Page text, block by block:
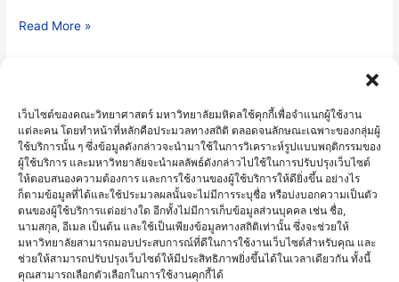
เว็บไซต์ของคณะวิทยาศาสตร์ มหาวิทยาลัยมหิดลใช้คุกกี้เพื่อจำแนกผู้ใช้งาน
แต่ละคน โดยทำหน้าที่หลักคือประมวลทางสถิติ ตลอดจนลักษณะเฉพาะของกลุ่มผู้
ใช้บริการนั้น ๆ ซึ่งข้อมูลดังกล่าวจะนำมาใช้ในการวิเคราะห์รูปแบบพฤติกรรมของ
ผู้ใช้บริการ และมหาวิทยาลัยจะนำผลลัพธ์ดังกล่าวไปใช้ในการปรับปรุงเว็บไซต์
ให้ตอบสนองความต้องการ และการใช้งานของผู้ใช้บริการให้ดียิ่งขึ้น อย่างไร
ก็ตามข้อมูลที่ได้และใช้ประมวลผลนั้นจะไม่มีการระบุชื่อ หรือบ่งบอกความเป็นตัว
ตนของผู้ใช้บริการแต่อย่างใด อีกทั้งไม่มีการเก็บข้อมูลส่วนบุคคล เช่น ชื่อ,
นามสกุล, อีเมล เป็นต้น และใช้เป็นเพียงข้อมูลทางสถิติเท่านั้น ซึ่งจะช่วยให้
มหาวิทยาลัยสามารถมอบประสบการณ์ที่ดีในการใช้งานเว็บไซต์สำหรับคุณ และ
ช่วยให้สามารถปรับปรุงเว็บไซต์ให้มีประสิทธิภาพยิ่งขึ้นได้ในเวลาเดียวกัน ทั้งนี้
คุณสามารถเลือกตัวเลือกในการใช้งานคุกกี้ได้
Teach
Read More »
วิทย์
ม.มหิดล
จัด
กิจกรรม
เสวนา
พิเศษ
Mahidol
Science